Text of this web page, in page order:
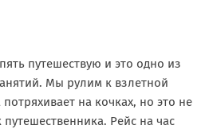
путешествую и это одно из
Мы рулим к взлетной
на кочках, но это не
Рейс на час